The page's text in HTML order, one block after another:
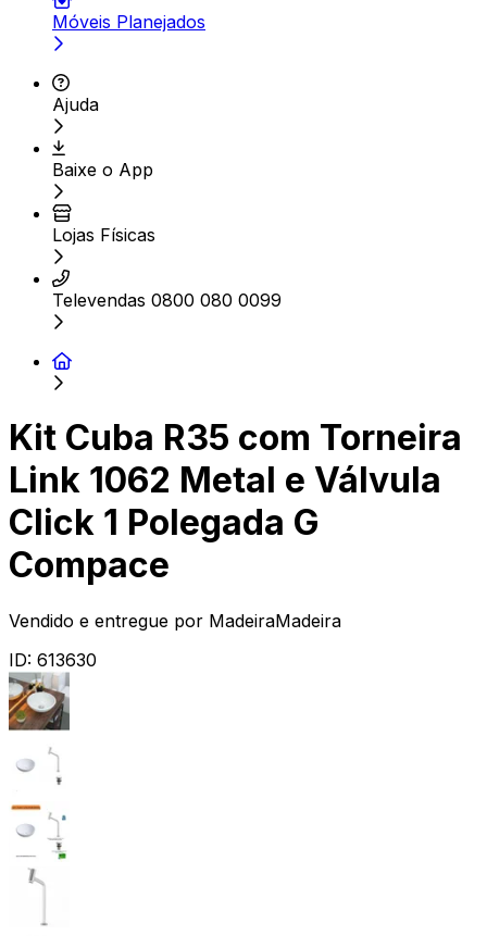
Móveis Planejados
Ajuda
Baixe o App
Lojas Físicas
Televendas 0800 080 0099
Kit Cuba R35 com Torneira
Link 1062 Metal e Válvula
Click 1 Polegada G
Compace
Vendido e entregue por MadeiraMadeira
ID: 613630